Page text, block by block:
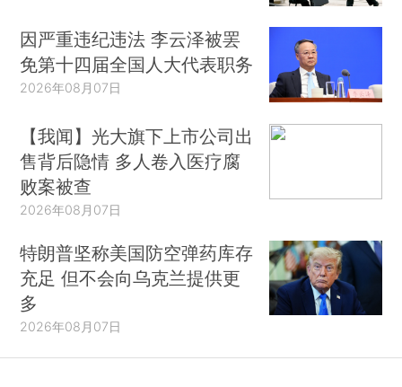
因严重违纪违法 李云泽被罢
免第十四届全国人大代表职务
2026年08月07日
【我闻】光大旗下上市公司出
售背后隐情 多人卷入医疗腐
败案被查
2026年08月07日
特朗普坚称美国防空弹药库存
充足 但不会向乌克兰提供更
多
2026年08月07日